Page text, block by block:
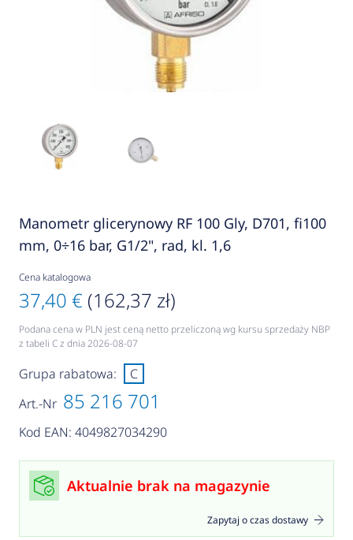
Manometr glicerynowy RF 100 Gly, D701, fi100
mm, 0÷16 bar, G1/2", rad, kl. 1,6
Cena katalogowa
37,40 € (162,37 zł)
Podana cena w PLN jest ceną netto przeliczoną wg kursu sprzedaży NBP
z tabeli C z dnia 2026-08-07
Art.-Nr 85 216 701
Kod EAN: 4049827034290
Grupa rabatowa: C
Aktualnie brak na magazynie
Zapytaj o czas dostawy